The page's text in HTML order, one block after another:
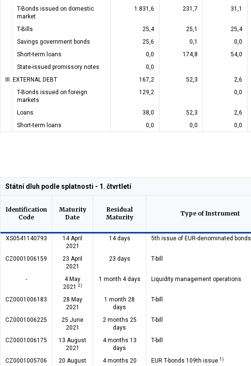
T-Bonds issued on domestic
market
1 831,6 231,7 31,1
T-Bills 25,4 25,1 25,4
Savings government bonds
25,6 0,1 0,0
Short-term loans
0,0 174,8 54,0
State-issued promissory notes
0,0
III. EXTERNAL DEBT
167,2 52,3 2,6
T-Bonds issued on foreign
markets
129,2 0,0
Loans 38,0 52,3 2,6
Short-term loans
0,0 0,0 0,0
Identification
Code
Maturity
Date
Residual
Maturity
Type of Instrument
Státní dluh podle splatnosti - 1. čtvrtletí
XS0541140793
14 April
2021
14 days 5th issue of EUR-denominated bonds
CZ0001006159
23 April
2021
23 days T-bill
-
4 May
2021 2)
1 month 4 days Liquidity management operations
CZ0001006183
28 May
2021
1 month 28
days
T-bill
CZ0001006225
25 June
2021
2 months 25
days
T-bill
CZ0001006175
13 August
2021
4 months 13
days
T-bill
CZ0001005706
20 August
4 months 20
EUR T-bonds 109th issue 1)